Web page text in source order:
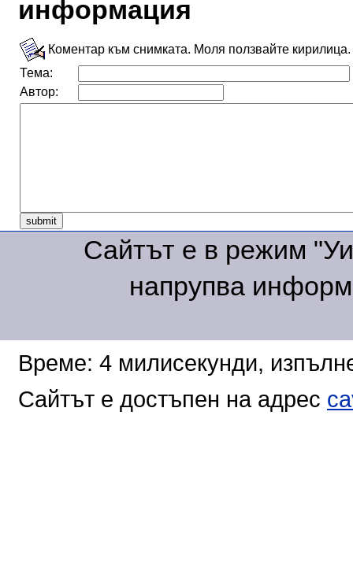
информация
Коментар към снимката. Моля ползвайте кирилица.
Тема:
Автор:
Сайтът е в режим
напрупва
Време: 4 милисекунди,
Сайтът е достъпен на адрес